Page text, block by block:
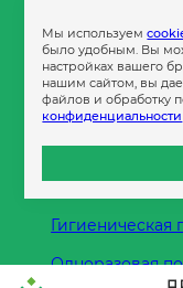
Пленка
Пакеты и сумки
Контейнеры
Бумага офисная
Гигиеническая
Одноразовая
Мы используем
было удобным. Вы
настройках вашего
нашим сайтом, вы
файлов и обработку
конфиденциальности